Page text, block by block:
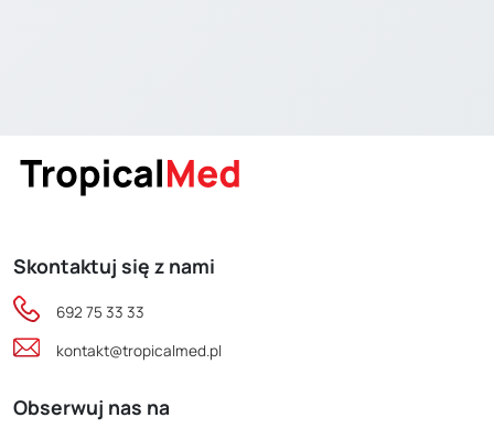
Skontaktuj się z nami
692 75 33 33
kontakt@tropicalmed.pl
Obserwuj nas na